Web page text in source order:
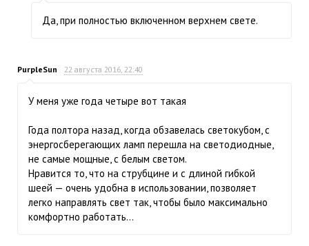
Да, при полностью включенном верхнем свете.
PurpleSun 22 августа 2016, 22:40
У меня уже года четыре вот такая
Года полтора назад, когда обзавелась светокубом, с
энергосберегающих ламп перешла на светодиодные,
не самые мощные, с белым светом.
Нравится то, что на струбцине и с длиной гибкой
шеей — очень удобна в использовании, позволяет
легко направлять свет так, чтобы было максимально
комфортно работать…